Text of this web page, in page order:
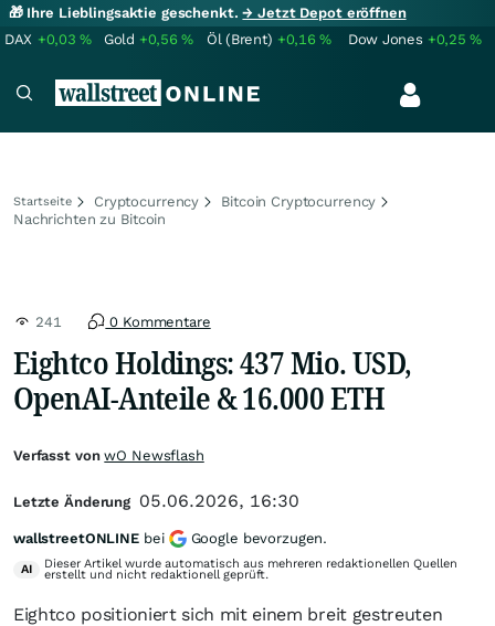
🎁 Ihre Lieblingsaktie geschenkt.→ Jetzt Depot eröffnen
DAX +0,03% Gold +0,56% Öl (Brent) +0,16% Dow Jones +0,25%
Startseite Cryptocurrency
Bitcoin Cryptocurrency
Nachrichten zu Bitcoin
241 0 Kommentare
Eightco Holdings: 437 Mio. USD,
OpenAI-Anteile & 16.000 ETH
Eightco positioniert sich mit einem breit gestreuten
Verfasst vonwO Newsflash
Letzte Änderung 05.06.2026, 16:30
wallstreetONLINE bei Google bevorzugen.
AI Dieser Artikel wurde automatisch aus mehreren redaktionellen Quellen
erstellt und nicht redaktionell geprüft.